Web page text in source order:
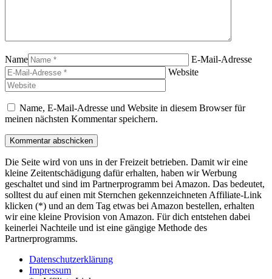
Name
E-Mail-Adresse
Website
Name, E-Mail-Adresse und Website in diesem Browser für
meinen nächsten Kommentar speichern.
Die Seite wird von uns in der Freizeit betrieben. Damit wir eine
kleine Zeitentschädigung dafür erhalten, haben wir Werbung
geschaltet und sind im Partnerprogramm bei Amazon. Das bedeutet,
solltest du auf einen mit Sternchen gekennzeichneten Affiliate-Link
klicken (*) und an dem Tag etwas bei Amazon bestellen, erhalten
wir eine kleine Provision von Amazon. Für dich entstehen dabei
keinerlei Nachteile und ist eine gängige Methode des
Partnerprogramms.
Datenschutzerklärung
Impressum